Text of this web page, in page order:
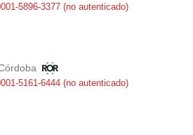
5896-3377 (no autenticado)
5161-6444 (no autenticado)